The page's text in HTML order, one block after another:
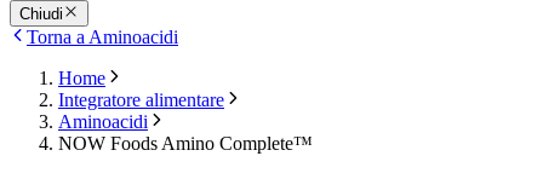
Chiudi
Torna a Aminoacidi
Home
Integratore alimentare
Aminoacidi
NOW Foods Amino Complete™